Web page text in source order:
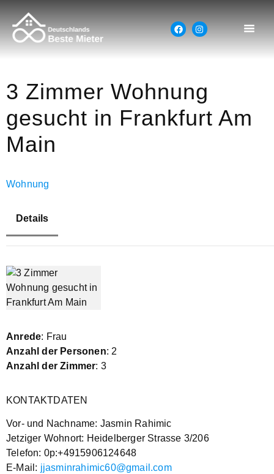
3 Zimmer Wohnung
gesucht in Frankfurt Am
Main
Wohnung
Details
Anrede: Frau
Anzahl der Personen: 2
Anzahl der Zimmer: 3
KONTAKTDATEN
Vor- und Nachname: Jasmin Rahimic
Jetziger Wohnort: Heidelberger Strasse 3/206
Telefon: 0p:+4915906124648
E-Mail: jjasminrahimic60@gmail.com